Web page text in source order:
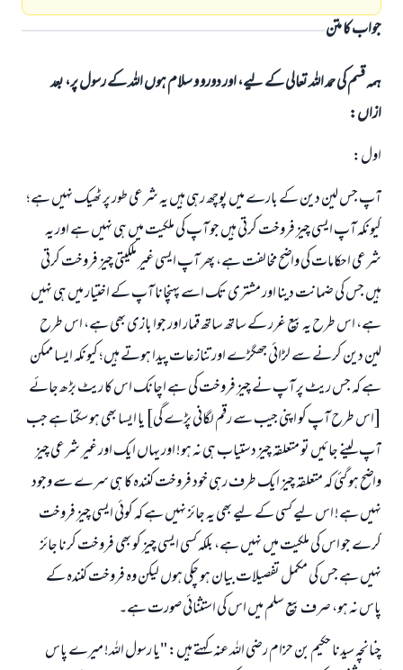
جواب کا متن
ہمہ قسم کی حمد اللہ تعالی کے لیے، اور دورو و سلام ہوں اللہ کے رسول پر، بعد
ازاں:
اول:
آپ جس لین دین کے بارے میں پوچھ رہی ہیں یہ شرعی طور پر ٹھیک نہیں ہے؛
کیونکہ آپ ایسی چیز فروخت کرتی ہیں جو آپ کی ملکیت میں ہی نہیں ہے اور یہ
شرعی احکامات کی واضح مخالفت ہے، پھر آپ ایسی غیر ملکیتی چیز فروخت کرتی
ہیں جس کی ضمانت دینا اور مشتری تک اسے پہنچانا آپ کے اختیار میں ہی نہیں
ہے، اس طرح یہ بیع غرر کے ساتھ ساتھ قمار اور جوا بازی بھی ہے، اس طرح
لین دین کرنے سے لڑائی جھگڑے اور تنازعات پیدا ہوتے ہیں؛ کیونکہ ایسا ممکن
ہے کہ جس ریٹ پر آپ نے چیز فروخت کی ہے اچانک اس کا ریٹ بڑھ جائے
[اس طرح آپ کو اپنی جیب سے رقم لگانی پڑے گی] یا ایسا بھی ہو سکتا ہے جب
آپ لینے جائیں تو متعلقہ چیز دستیاب ہی نہ ہو! اور یہاں ایک اور غیر شرعی چیز
واضح ہو گئی کہ متعلقہ چیز ایک طرف رہی خود فروخت کنندہ کا ہی سرے سے وجود
نہیں ہے! اس لیے کسی کے لیے بھی یہ جائز نہیں ہے کہ کوئی ایسی چیز فروخت
کرے جو اس کی ملکیت میں نہیں ہے، بلکہ کسی ایسی چیز کو بھی فروخت کرنا جائز
نہیں ہے جس کی مکمل تفصیلات بیان ہو چکی ہوں لیکن وہ فروخت کنندہ کے
پاس نہ ہو، صرف بیع سلم میں اس کی استثنائی صورت ہے۔
چنانچہ سیدنا حکیم بن حزام رضی اللہ عنہ کہتے ہیں: "یا رسول اللہ! میرے پاس